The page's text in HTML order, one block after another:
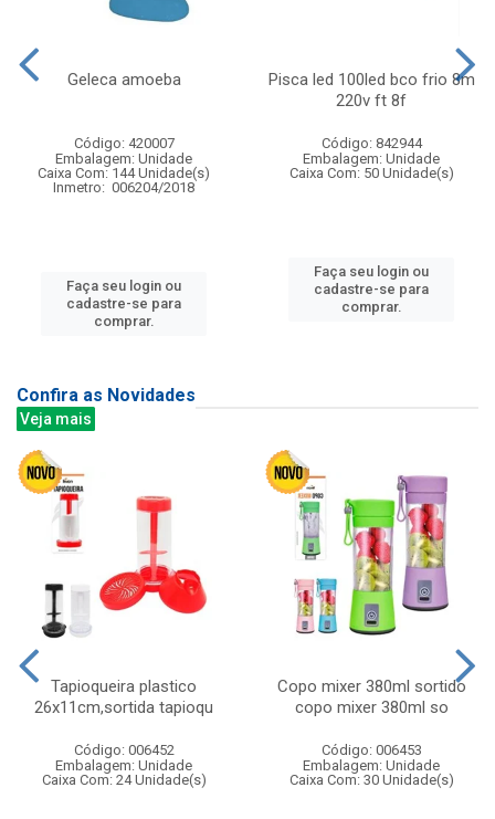
Geleca amoeba
Código: 420007
Embalagem: Unidade
Caixa Com: 144 Unidade(s)
Inmetro: 006204/2018
Faça seu login ou
cadastre-se para
comprar.
Pisca led 100led bco frio 8m
220v ft 8f
Código: 842944
Embalagem: Unidade
Caixa Com: 50 Unidade(s)
Faça seu login ou
cadastre-se para
comprar.
Confira as Novidades
Veja mais
Tapioqueira plastico
26x11cm,sortida tapioqu
Código: 006452
Embalagem: Unidade
Caixa Com: 24 Unidade(s)
Copo mixer 380ml sortido
copo mixer 380ml so
Código: 006453
Embalagem: Unidade
Caixa Com: 30 Unidade(s)